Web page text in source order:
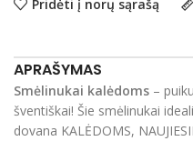
Pridėti į norų sąrašą
APRAŠYMAS
Smėlinukai kalėdoms –
šventiškai! Šie smėlinukai
dovana KALĖDOMS,